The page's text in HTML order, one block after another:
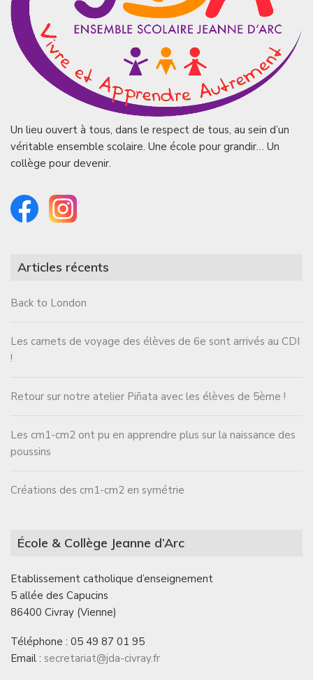
Un lieu ouvert à tous, dans le respect de tous, au sein d’un
véritable ensemble scolaire. Une école pour grandir… Un
collège pour devenir.
Articles récents
Back to London
Les carnets de voyage des élèves de 6e sont arrivés au CDI
!
Retour sur notre atelier Piñata avec les élèves de 5ème !
Les cm1-cm2 ont pu en apprendre plus sur la naissance des
poussins
Créations des cm1-cm2 en symétrie
École & Collège Jeanne d’Arc
Etablissement catholique d’enseignement
5 allée des Capucins
86400 Civray (Vienne)
Téléphone : 05 49 87 01 95
Email : secretariat@jda-civray.fr